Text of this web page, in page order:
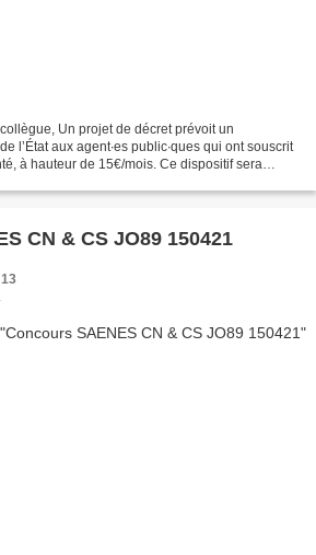
Un projet de décret prévoit un
l’État aux agent∙es public∙ques qui ont souscrit
à hauteur de 15€/mois. Ce dispositif sera
CN & CS JO89 150421